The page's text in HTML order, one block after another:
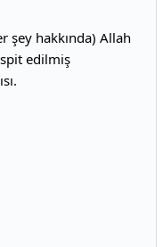
şey hakkında) Allah
edilmiş